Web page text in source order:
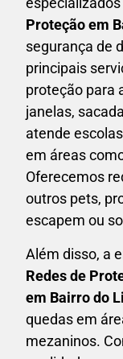
Proteção em
segurança de
principais
proteção para
janelas,
atende
em áreas
Oferecemos
outros pets,
escapem ou
Além disso, a
Redes de
em Bairro do
quedas em
mezaninos.